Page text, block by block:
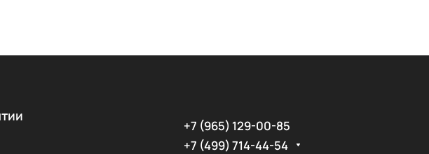
+7 (965) 129-00-85
+7 (499) 714-44-54